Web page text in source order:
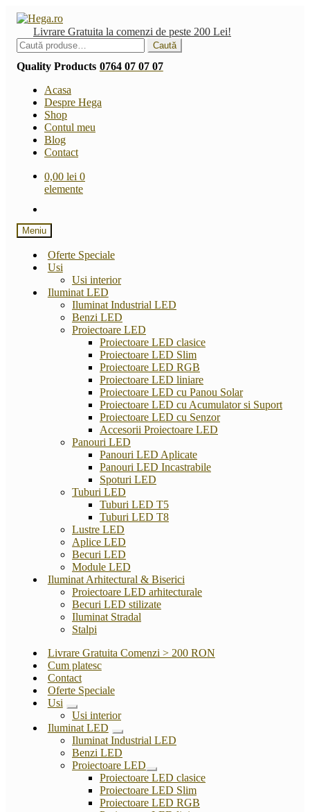
Sari
navigare
Sari
conținut
Livrare Gratuita la comenzi de peste 200 Lei!
Caută
după:
Caută
Quality Products 0764 07 07 07
Acasa
Despre Hega
Shop
Contul meu
Blog
Contact
0,00 lei 0
elemente
Meniu
Oferte Speciale
Usi
Usi interior
Iluminat LED
Iluminat Industrial LED
Benzi LED
Proiectoare LED
Proiectoare LED clasice
Proiectoare LED Slim
Proiectoare LED RGB
Proiectoare LED liniare
Proiectoare LED cu Panou Solar
Proiectoare LED cu Acumulator si Suport
Proiectoare LED cu Senzor
Accesorii Proiectoare LED
Panouri LED
Panouri LED Aplicate
Panouri LED Incastrabile
Spoturi LED
Tuburi LED
Tuburi LED T5
Tuburi LED T8
Lustre LED
Aplice LED
Becuri LED
Module LED
Iluminat Arhitectural & Biserici
Proiectoare LED arhitecturale
Becuri LED stilizate
Iluminat Stradal
Stalpi
Livrare Gratuita Comenzi > 200 RON
Cum platesc
Contact
Oferte Speciale
Usi
Extinde
meniul
copil
Usi interior
Iluminat LED
Extinde
meniul
copil
Iluminat Industrial LED
Benzi LED
Proiectoare LED
Extinde
meniul
copil
Proiectoare LED clasice
Proiectoare LED Slim
Proiectoare LED RGB